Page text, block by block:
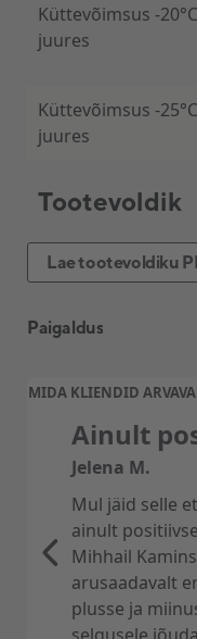
Küttevõimsus -20°C
juures
Küttevõimsus -25°C
juures
Tootevoldik
Lae tootevoldiku
Paigaldus
Õhk-õhk
Professionaalne
Pakume
kliendisõbralikku
kogu Eesti.
Tartus, Pärnus,
ka Võrus.
MIDA KLIENDID
Ainult
Jelena M.
Mul jäid selle
ainult
Mihhail
arusaadavalt
plusse ja